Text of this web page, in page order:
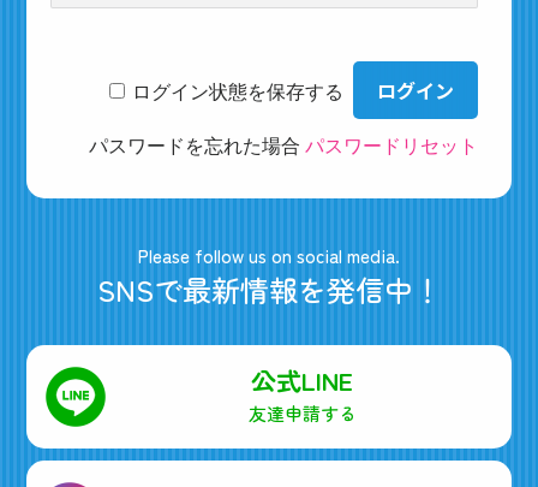
ログイン状態を保存する
パスワードを忘れた場合パスワードリセット
Please follow us on social media.
SNSで最新情報を発信中！
公式LINE
友達申請する